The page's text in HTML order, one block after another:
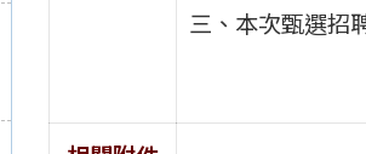
三、本次甄選招